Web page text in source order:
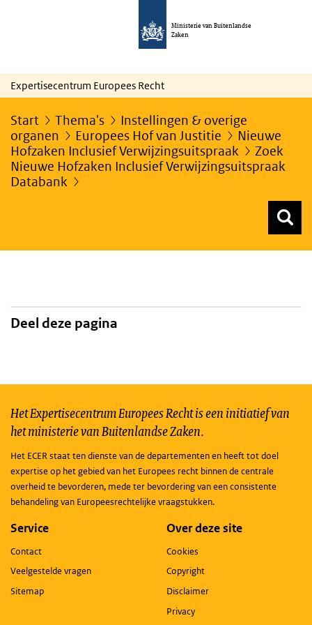
Ministerie van Buitenlandse
Zaken
Expertisecentrum Europees Recht
Start Thema's
Instellingen & overige
organen
Europees Hof van Justitie
Nieuwe
Hofzaken Inclusief Verwijzingsuitspraak
Zoek
Nieuwe Hofzaken Inclusief Verwijzingsuitspraak
Databank
Deel deze pagina
Het Expertisecentrum Europees Recht is een initiatief van
het ministerie van Buitenlandse Zaken.
Het ECER staat ten dienste van de departementen en heeft tot doel
expertise op het gebied van het Europees recht binnen de centrale
overheid te bevorderen, mede ter bevordering van een consistente
behandeling van Europeesrechtelijke vraagstukken.
Service
Contact
Veelgestelde vragen
Sitemap
Over deze site
Cookies
Copyright
Disclaimer
Privacy